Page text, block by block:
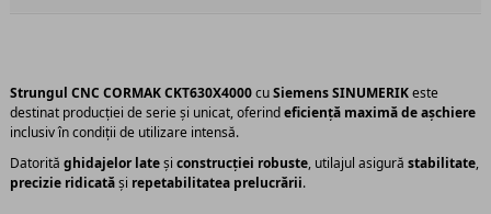
Strungul CNC CORMAK CKT630X4000cuSiemens SINUMERIKeste
destinat producției de serie și unicat, oferindeficiență maximă de așchiere
inclusiv în condiții de utilizare intensă.
Datorită ghidajelor lateși construcției robuste, utilajul asigură stabilitate,
precizie ridicatăși repetabilitatea prelucrării.